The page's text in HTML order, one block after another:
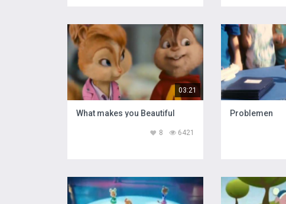
03:21
What makes you Beautiful
6421
8
Problemen